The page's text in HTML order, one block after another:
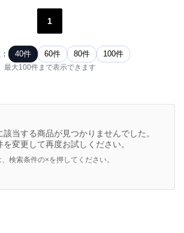
1
40件 60件 80件 100件
最大100件まで表示できます
該当する商品が見つかりませんでした。
を変更して再度お試しください。
検索条件の×を押してください。